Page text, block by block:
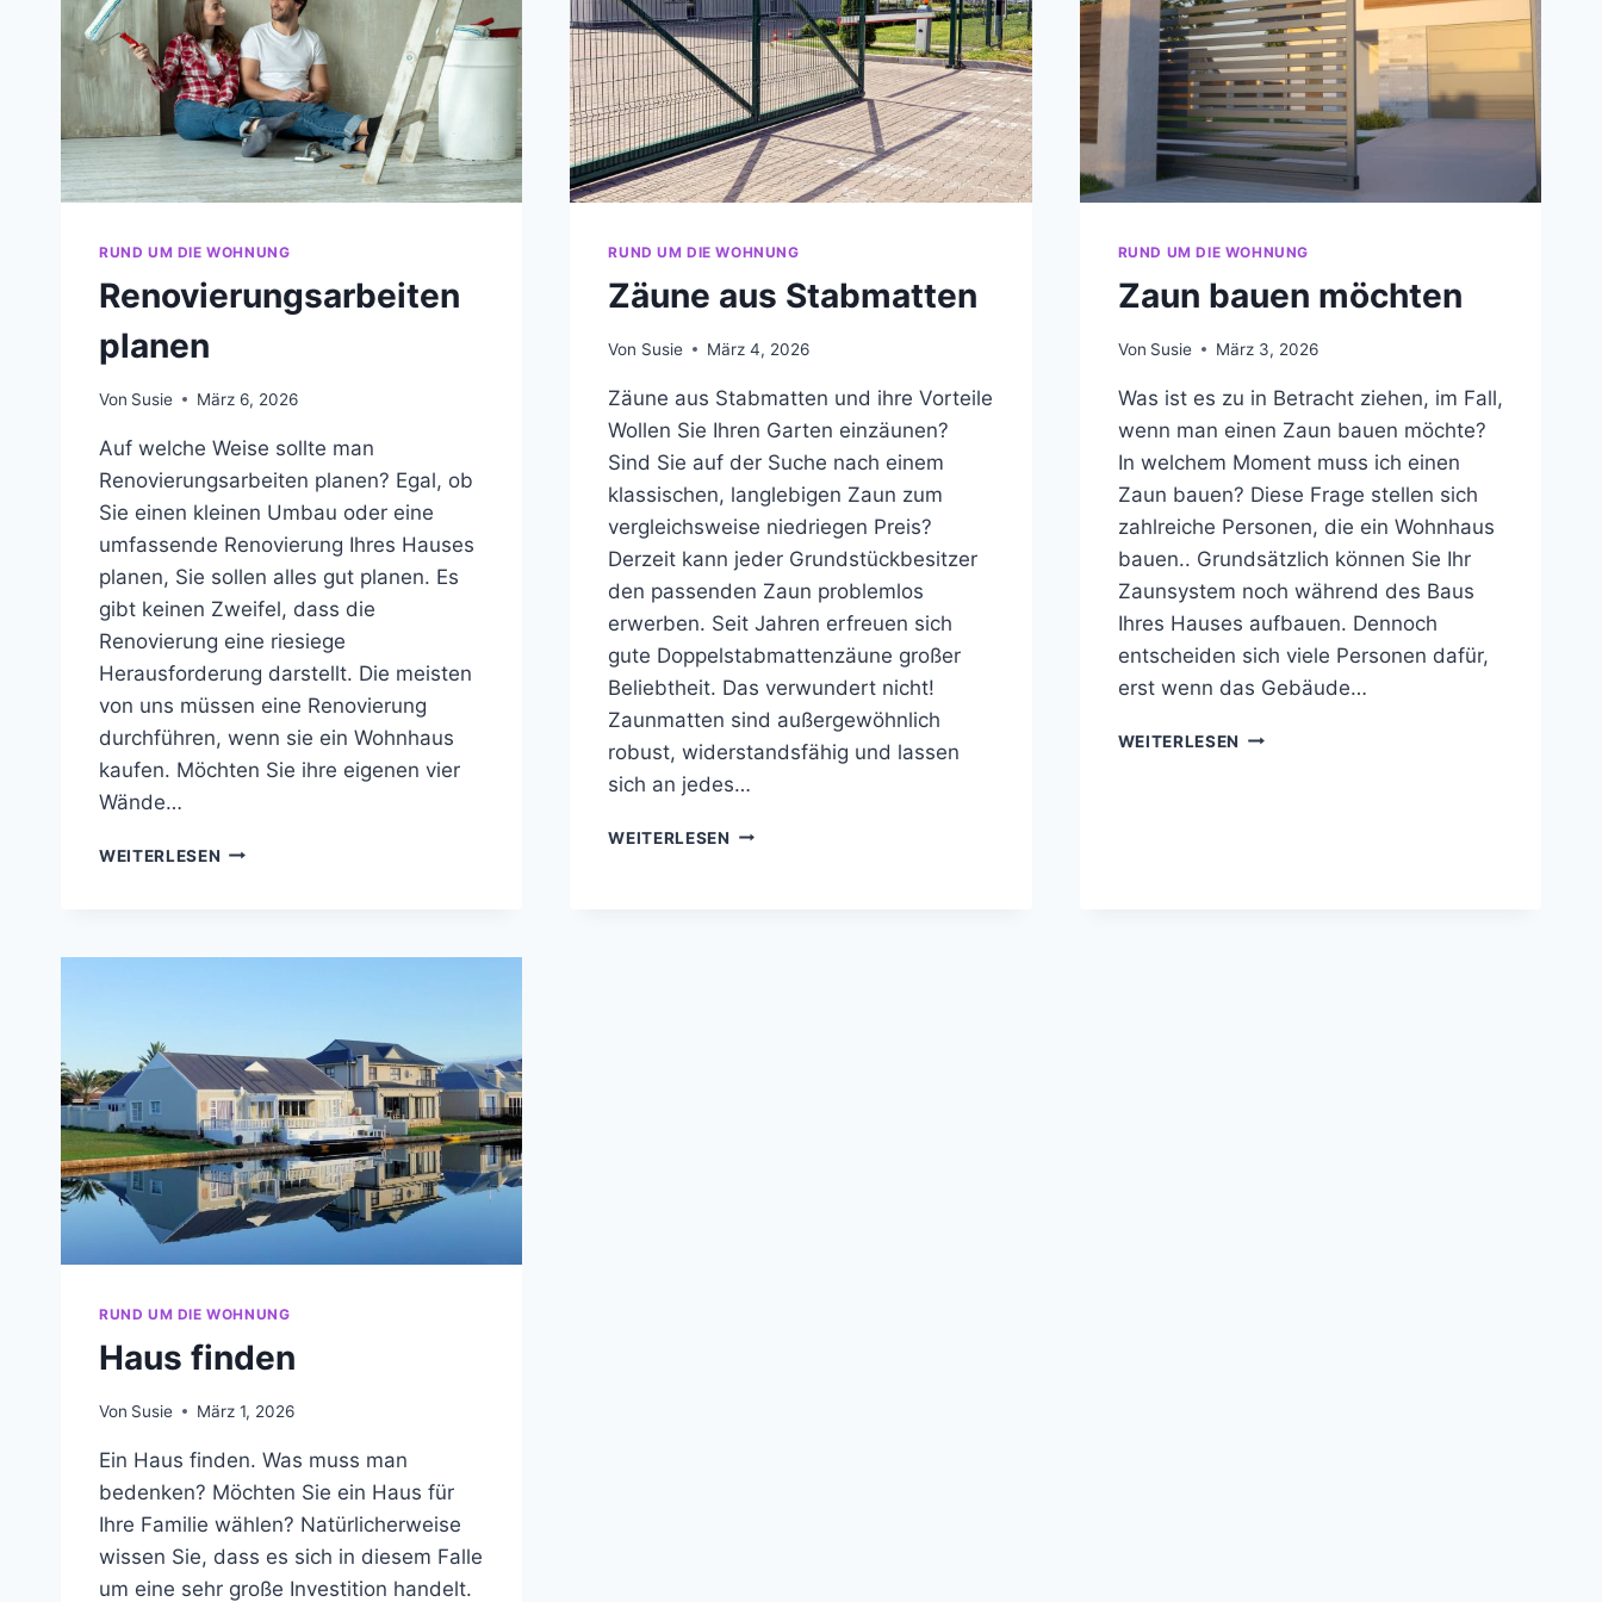
RUND UM DIE WOHNUNG
Renovierungsarbeiten
planen
Von Susie März 6, 2026
Auf welche Weise sollte man
Renovierungsarbeiten planen? Egal, ob
Sie einen kleinen Umbau oder eine
umfassende Renovierung Ihres Hauses
planen, Sie sollen alles gut planen. Es
gibt keinen Zweifel, dass die
Renovierung eine riesiege
Herausforderung darstellt. Die meisten
von uns müssen eine Renovierung
durchführen, wenn sie ein Wohnhaus
kaufen. Möchten Sie ihre eigenen vier
Wände…
WEITERLESEN RENOVIERUNGSARBEITEN
RUND UM DIE WOHNUNG
Zäune aus Stabmatten
Von Susie März 4, 2026
Zäune aus Stabmatten und ihre Vorteile
Wollen Sie Ihren Garten einzäunen?
Sind Sie auf der Suche nach einem
klassischen, langlebigen Zaun zum
vergleichsweise niedriegen Preis?
Derzeit kann jeder Grundstückbesitzer
den passenden Zaun problemlos
erwerben. Seit Jahren erfreuen sich
gute Doppelstabmattenzäune großer
Beliebtheit. Das verwundert nicht!
Zaunmatten sind außergewöhnlich
robust, widerstandsfähig und lassen
sich an jedes…
WEITERLESEN ZÄUNE
RUND UM DIE WOHNUNG
Zaun bauen möchten
Von Susie März 3, 2026
Was ist es zu in Betracht ziehen, im Fall,
wenn man einen Zaun bauen möchte?
In welchem Moment muss ich einen
Zaun bauen? Diese Frage stellen sich
zahlreiche Personen, die ein Wohnhaus
bauen.. Grundsätzlich können Sie Ihr
Zaunsystem noch während des Baus
Ihres Hauses aufbauen. Dennoch
entscheiden sich viele Personen dafür,
erst wenn das Gebäude…
WEITERLESEN ZAUN
RUND UM DIE WOHNUNG
Haus finden
Von Susie März 1, 2026
Ein Haus finden. Was muss man
bedenken? Möchten Sie ein Haus für
Ihre Familie wählen? Natürlicherweise
wissen Sie, dass es sich in diesem Falle
um eine sehr große Investition handelt.